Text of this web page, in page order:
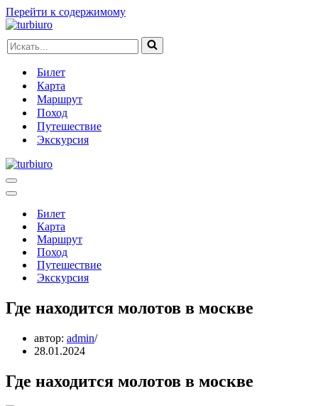
Перейти к содержимому
Искать...
Билет
Карта
Маршрут
Поход
Путешествие
Экскурсия
Меню
навигации
Меню
навигацииБилет
Карта
Маршрут
Поход
Путешествие
Экскурсия
Где находится молотов в москве
автор: admin
28.01.2024
Где находится молотов в москве